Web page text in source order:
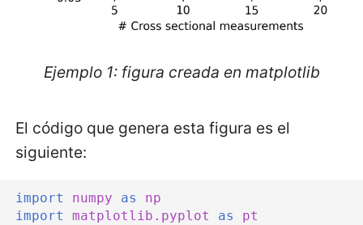
Contenido del segundo
Ajustar las dimensiones
Añadir los identificadores
de los ejes
Un poco de historia
Ejemplo 1: figura creada en matplotlib
El código que genera esta figura es el
siguiente:
import numpy as
np
import
matplotlib.pyplot as pt